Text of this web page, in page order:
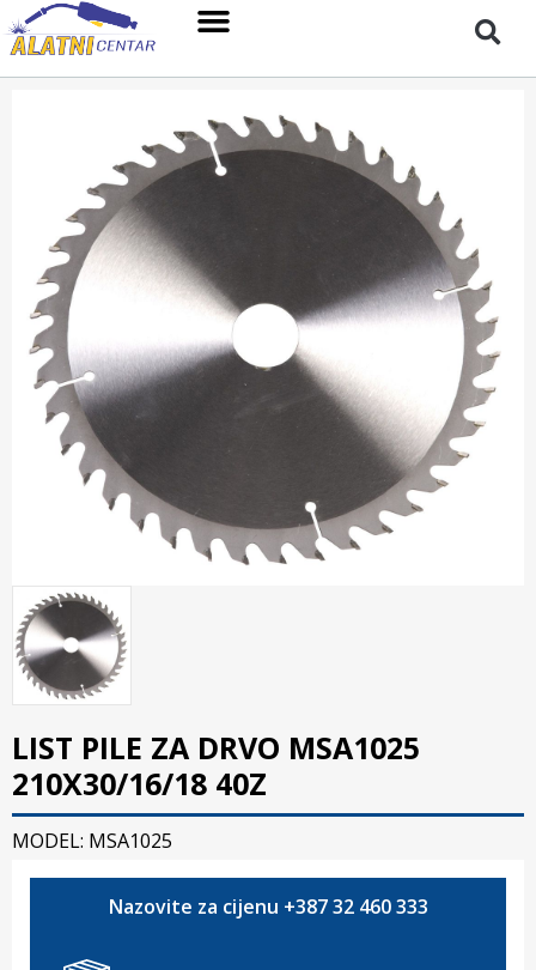
LIST PILE ZA DRVO MSA1025
210X30/16/18 40Z
MODEL: MSA1025
Nazovite za cijenu +387 32 460 333